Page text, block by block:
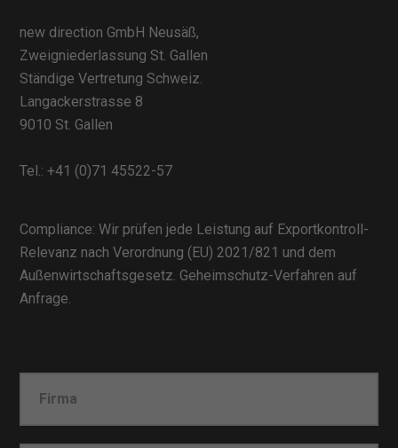
new direction GmbH Neusäß,
Zweigniederlassung St. Gallen
Ständige Vertretung Schweiz.
Langackerstrasse 8
9010 St. Gallen
Tel.:+41 (0)71 45522-57
Compliance: Wir prüfen jede Leistung auf Exportkontroll-
Relevanz nach Verordnung (EU) 2021/821 und dem
Außenwirtschaftsgesetz. Geheimschutz-Verfahren auf
Anfrage.